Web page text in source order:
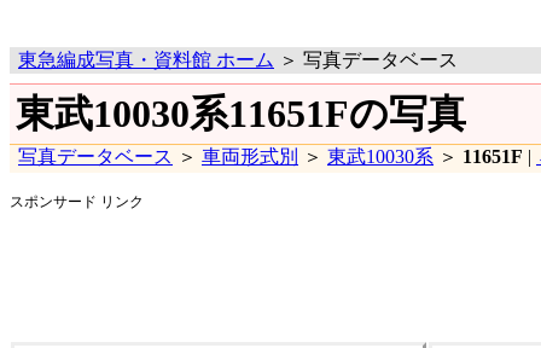
東急編成写真・資料館 ホーム ＞ 写真データベース
東武10030系11651Fの写真
写真データベース ＞ 車両形式別 ＞ 東武10030系 ＞ 11651F |
スポンサード リンク